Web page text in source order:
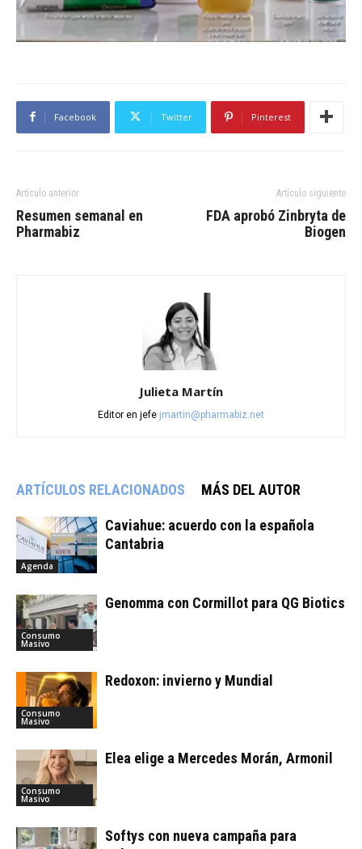
Facebook Twitter Pinterest
Artículo anterior
Resumen semanal en
Pharmabiz
Artículo siguiente
FDA aprobó Zinbryta de
Biogen
Julieta Martín
Editor en jefe jmartin@pharmabiz.net
ARTÍCULOS RELACIONADOS MÁS DEL AUTOR
Agenda
Caviahue: acuerdo con la española
Cantabria
Consumo
Masivo
Genomma con Cormillot para QG Biotics
Consumo
Masivo
Redoxon: invierno y Mundial
Consumo
Masivo
Elea elige a Mercedes Morán, Armonil
Softys con nueva campaña para